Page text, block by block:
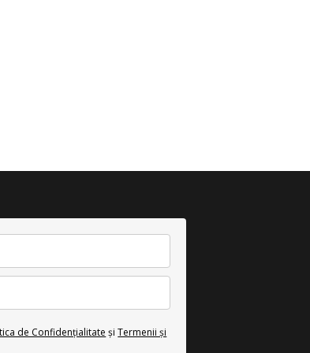
de Confidențialitate șiTermenii și